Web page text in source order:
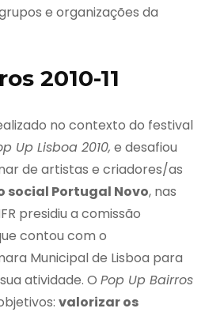
e organizações da
2010-11
no contexto do festival
Up Lisboa 2010, e desafiou
de artistas e criadores/as
social Portugal Novo, nas
presidiu a comissão
contou com o
Municipal de Lisboa para
atividade. O Pop Up Bairros
valorizar os